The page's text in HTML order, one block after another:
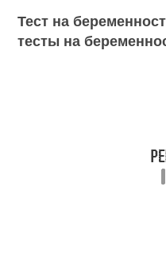
Тест на
тесты на